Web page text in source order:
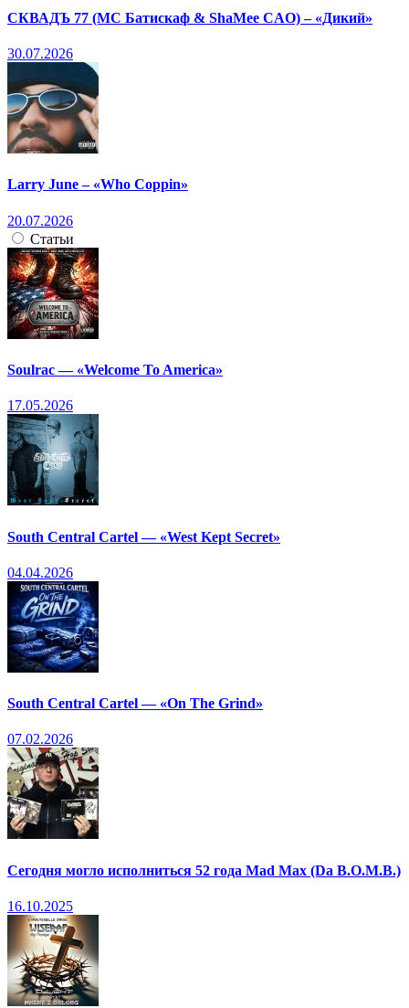
СКВАДЪ 77 (МС Батискаф & ShaMee CAO) – «Дикий»
30.07.2026
Larry June – «Who Coppin»
20.07.2026
Статьи
Soulrac — «Welcome To America»
17.05.2026
South Central Cartel — «West Kept Secret»
04.04.2026
South Central Cartel — «On The Grind»
07.02.2026
Сегодня могло исполниться 52 года Mad Max (Da B.O.M.B.)
16.10.2025